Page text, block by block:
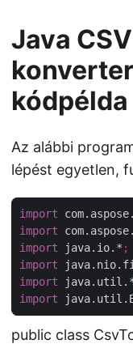
Java
kódpélda
Az alábbi
lépést egyetlen,
import
import
import java.io.* ;
import
import
import
public class